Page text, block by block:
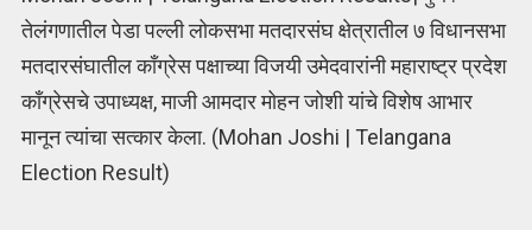
तेलंगणातील पेडा पल्ली लोकसभा मतदारसंघ क्षेत्रातील ७ विधानसभा
मतदारसंघातील कॉंग्रेस पक्षाच्या विजयी उमेदवारांनी महाराष्ट्र प्रदेश
काँग्रेसचे उपाध्यक्ष, माजी आमदार मोहन जोशी यांचे विशेष आभार
मानून त्यांचा सत्कार केला. (Mohan Joshi | Telangana
Election Result)